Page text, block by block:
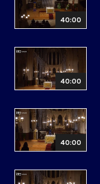
40:00
40:00
40:00